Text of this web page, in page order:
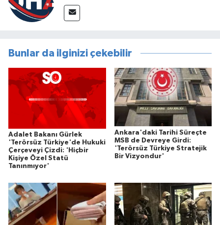
Bunlar da ilginizi çekebilir
Adalet Bakanı Gürlek
'Terörsüz Türkiye'de Hukuki
Çerçeveyi Çizdi: 'Hiçbir
Kişiye Özel Statü
Tanınmıyor'
Ankara'daki Tarihi Süreçte
MSB de Devreye Girdi:
'Terörsüz Türkiye Stratejik
Bir Vizyondur'